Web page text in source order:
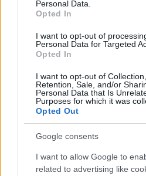
Personal Data.
Opted In
I want to opt-out of
Personal Data for Targeted
Opted In
I want to opt-out of
Retention, Sale, and/or
Personal Data that Is
Purposes for which it was
Opted Out
Google consents
I want to allow Google to
related to advertising like
FLASH FOCUS